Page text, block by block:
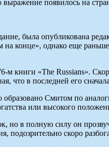
появилось на
была опубликована
конце», однако еще
книги «The Russians».
что в последней его
образовано Смитом по
или высокого
но в полную силу он
подозрительно скоро